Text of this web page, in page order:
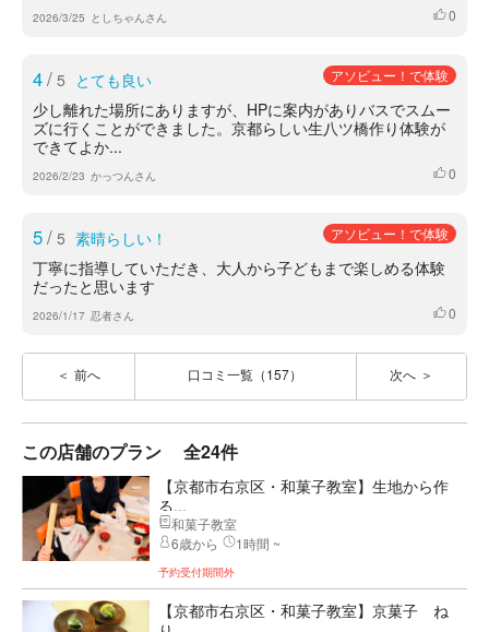
2026/3/25 としちゃんさん いいね
0
4/ 5 とても良い アソビュー！で体験
少し離れた場所にありますが、HPに案内がありバスでスムー
ズに行くことができました。京都らしい生八ツ橋作り体験が
できてよか...
2026/2/23 かっつんさん いいね
0
5/ 5 素晴らしい！ アソビュー！で体験
丁寧に指導していただき、大人から子どもまで楽しめる体験
だったと思います
2026/1/17 忍者さん いいね
0
前へ 口コミ一覧（157） 次へ
この店舗のプラン 全24件
【京都市右京区・和菓子教室】生地から作
る...
和菓子教室
6歳から
1時間 ~
予約受付期間外
【京都市右京区・和菓子教室】京菓子 ね